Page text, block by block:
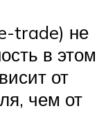
trade) не
в этом
от
чем от